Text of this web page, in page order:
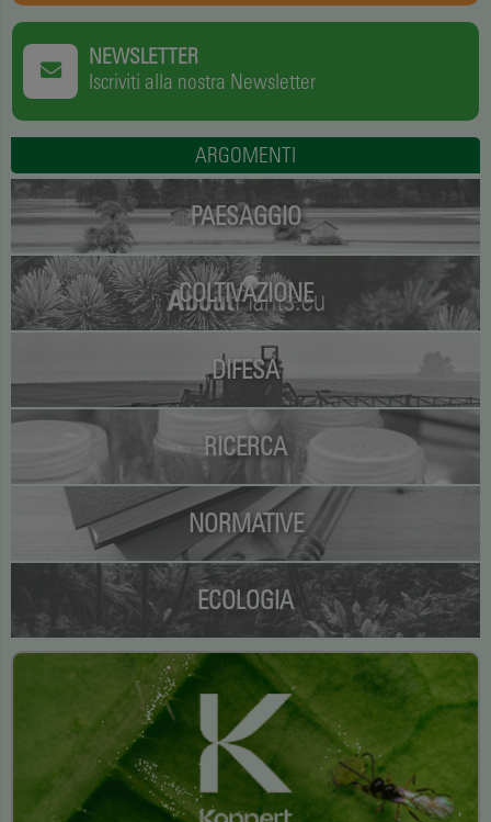
NEWSLETTER
Iscriviti alla nostra Newsletter
ARGOMENTI
PAESAGGIO
COLTIVAZIONE
DIFESA
RICERCA
NORMATIVE
ECOLOGIA